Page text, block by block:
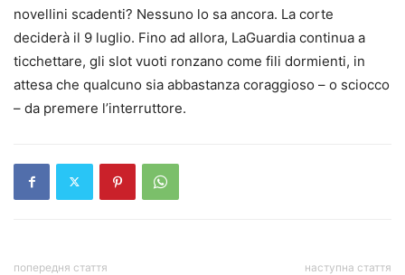
novellini scadenti? Nessuno lo sa ancora. La corte
deciderà il 9 luglio. Fino ad allora, LaGuardia continua a
ticchettare, gli slot vuoti ronzano come fili dormienti, in
attesa che qualcuno sia abbastanza coraggioso – o sciocco
– da premere l’interruttore.
попередня стаття наступна стаття